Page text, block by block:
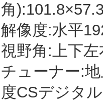
角
解像度:水平
視野角:上下
チューナー:
度CSデジタ